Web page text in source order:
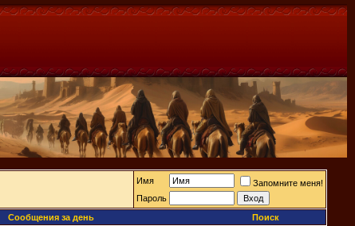
Имя
Запомните меня!
Пароль
Сообщения за день Поиск